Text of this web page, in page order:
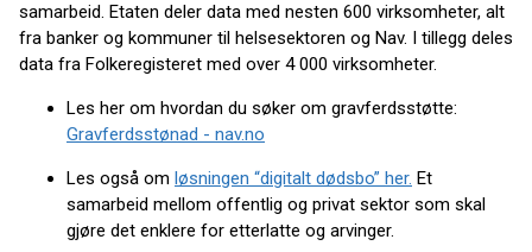
samarbeid. Etaten deler data med nesten 600 virksomheter, alt
fra banker og kommuner til helsesektoren og Nav. I tillegg deles
data fra Folkeregisteret med over 4 000 virksomheter.
Les her om hvordan du søker om gravferdsstøtte:
Gravferdsstønad - nav.no
Les også om løsningen “digitalt dødsbo” her. Et
samarbeid mellom offentlig og privat sektor som skal
gjøre det enklere for etterlatte og arvinger.